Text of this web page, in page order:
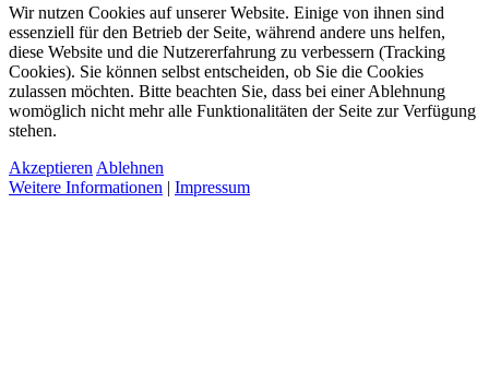
Wir nutzen Cookies auf unserer Website. Einige von ihnen sind
essenziell für den Betrieb der Seite, während andere uns helfen,
diese Website und die Nutzererfahrung zu verbessern (Tracking
Cookies). Sie können selbst entscheiden, ob Sie die Cookies
zulassen möchten. Bitte beachten Sie, dass bei einer Ablehnung
womöglich nicht mehr alle Funktionalitäten der Seite zur Verfügung
stehen.
Akzeptieren Ablehnen
Weitere Informationen | Impressum